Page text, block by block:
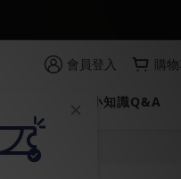
會員登入 購
✍愛車小知識Q&A